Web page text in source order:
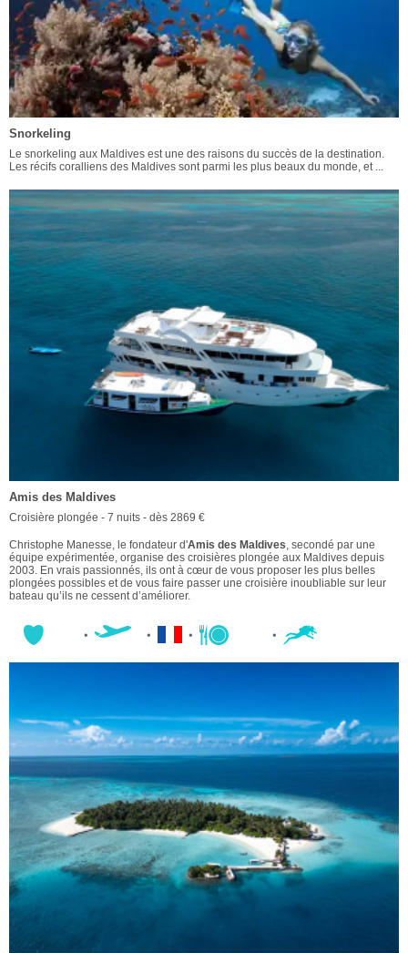
Snorkeling
Le snorkeling aux Maldives est une des raisons du succès de la destination.
Les récifs coralliens des Maldives sont parmi les plus beaux du monde, et ...
Amis des Maldives
Croisière plongée - 7 nuits - dès 2869 €
Christophe Manesse, le fondateur d'Amis des Maldives , secondé par une
équipe expérimentée, organise des croisières plongée aux Maldives depuis
2003. En vrais passionnés, ils ont à cœur de vous proposer les plus belles
plongées possibles et de vous faire passer une croisière inoubliable sur leur
bateau qu’ils ne cessent d’améliorer.